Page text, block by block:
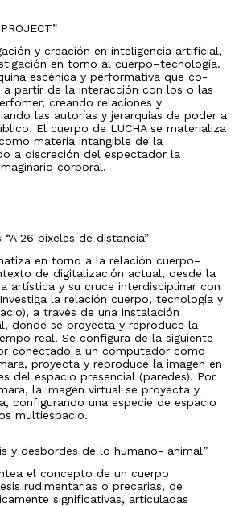
y creación en inteligencia artificial,
en torno al cuerpo­–tecnología.
escénica y performativa que co-
a partir de la interacción con los o las
creando relaciones y
las autorías y jerarquías de poder a
El cuerpo de LUCHA se materializa
materia intangible de la
a discreción del espectador la
corporal.
26 píxeles de distancia”
en torno a la relación cuerpo­–
de digitalización actual, desde la
artística y su cruce interdisciplinar con
la relación cuerpo, tecnología y
a través de una instalación
donde se proyecta y reproduce la
real. Se configura de la siguiente
conectado a un computador como
proyecta y reproduce la imagen en
del espacio presencial (paredes). Por
la imagen virtual se proyecta y
configurando una especie de espacio
multiespacio.
y desbordes de lo humano- animal”
el concepto de un cuerpo
rudimentarias o precarias, de
significativas, articuladas